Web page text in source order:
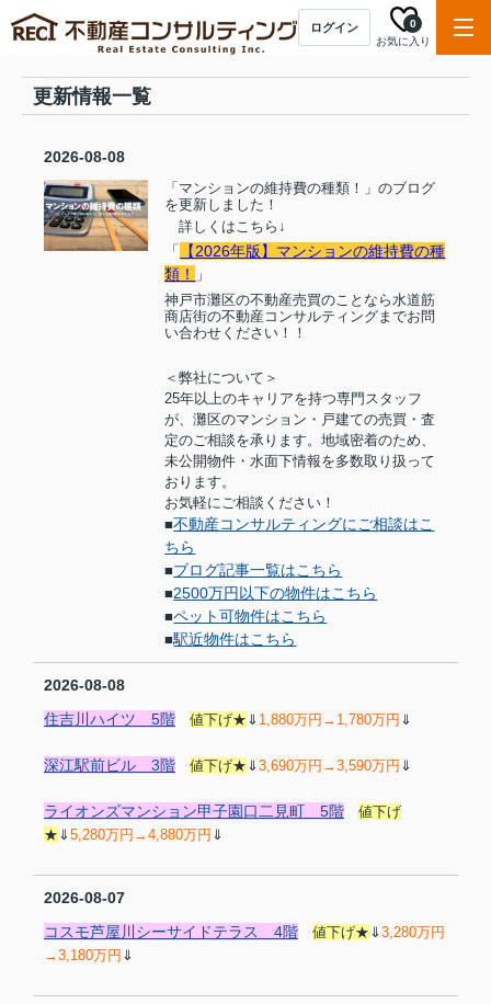
ログイン
お気に入り
0
更新情報一覧
2026-08-08
「マンションの維持費の種類！」のブログ
を更新しました！
詳しくはこちら ↓
「
【2026年版】マンションの維持費の種
類！
」
神戸市灘区の不動産売買のことなら水道筋
商店街の不動産コンサルティングまでお問
い合わせください！！
＜弊社について＞
25年以上のキャリアを持つ専門スタッフ
が、灘区のマンション・戸建ての売買・査
定のご相談を承ります。地域密着のため、
未公開物件・水面下情報を多数取り扱って
おります。
お気軽にご相談ください！
■不動産コンサルティングにご相談はこ
ちら
■ブログ記事一覧はこちら
■2500万円以下の物件はこちら
■ペット可物件はこちら
■駅近物件はこちら
2026-08-08
住吉川ハイツ 5階
値下げ★ ⇓ 1,880万円→1,780万円 ⇓
深江駅前ビル 3階 値下げ★ ⇓ 3,690万円→3,590万円 ⇓
ライオンズマンション甲子園口二見町 5階
値下げ
★ ⇓ 5,280万円→4,880万円 ⇓
2026-08-07
コスモ芦屋川シーサイドテラス 4階
値下げ★ ⇓ 3,280万円
→3,180万円 ⇓